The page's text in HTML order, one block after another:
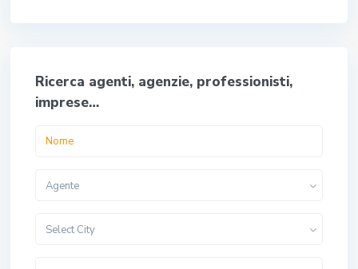
Ricerca agenti, agenzie, professionisti,
imprese…
Agente
Select City